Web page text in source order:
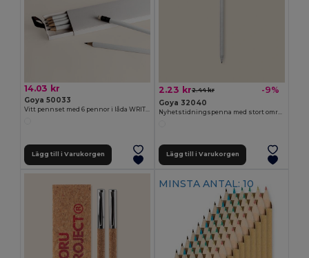
14.03 kr
Goya 50033
Lägg till i Varukorgen
2.23 kr2.44 kr -9%
Goya 32040
Lägg till i Varukorgen
MINSTA ANTAL: 10